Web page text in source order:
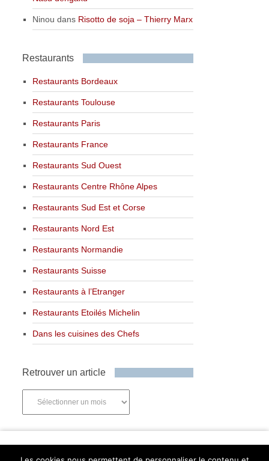
Ninou dans Risotto de soja – Thierry Marx
Restaurants
Restaurants Bordeaux
Restaurants Toulouse
Restaurants Paris
Restaurants France
Restaurants Sud Ouest
Restaurants Centre Rhône Alpes
Restaurants Sud Est et Corse
Restaurants Nord Est
Restaurants Normandie
Restaurants Suisse
Restaurants à l’Etranger
Restaurants Etoilés Michelin
Dans les cuisines des Chefs
Retrouver un article